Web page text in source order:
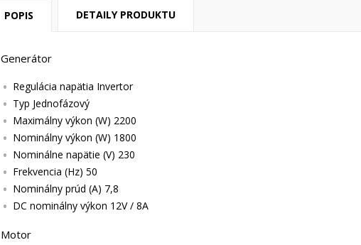
POPIS DETAILY PRODUKTU
Generátor
Regulácia napätia Invertor
Typ Jednofázový
Maximálny výkon (W) 2200
Nominálny výkon (W) 1800
Nominálne napätie (V) 230
Frekvencia (Hz) 50
Nominálny prúd (A) 7,8
DC nominálny výkon 12V / 8A
Motor